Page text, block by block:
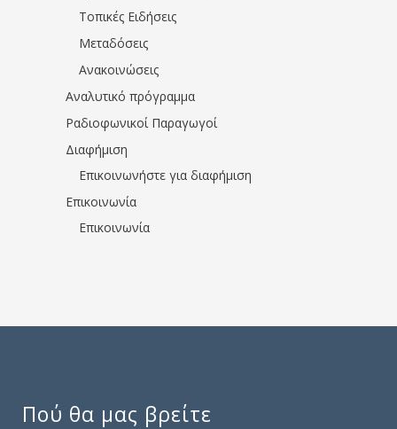
Τοπικές Ειδήσεις
Μεταδόσεις
Ανακοινώσεις
Αναλυτικό πρόγραμμα
Ραδιοφωνικοί Παραγωγοί
Διαφήμιση
Επικοινωνήστε για διαφήμιση
Επικοινωνία
Επικοινωνία
Πού θα μας βρείτε